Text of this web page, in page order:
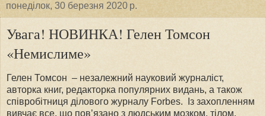
понеділок, 30 березня 2020 р.
Увага! НОВИНКА! Гелен Томсон
«Немислиме»
Гелен Томсон – незалежний науковий журналіст,
авторка книг, редакторка популярних видань, а також
співробітниця ділового журналу Forbes. Із захопленням
вивчає все, що пов’язано з людським мозком, тілом,